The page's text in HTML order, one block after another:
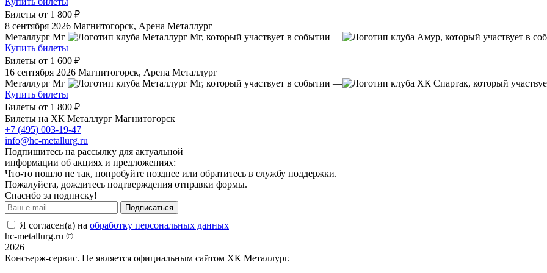
Билеты от 1 800 ₽
8 сентября 2026 Магнитогорск, Арена Металлург
Металлург Мг
—
Купить билеты
Билеты от 1 600 ₽
16 сентября 2026 Магнитогорск, Арена Металлург
Металлург Мг
—
Купить билеты
Билеты от 1 800 ₽
Билеты на ХК Металлург Магнитогорск
+7 (495) 003-19-47
info@hc-metallurg.ru
Подпишитесь на рассылку для актуальной
информации об акциях и предложениях:
Что-то пошло не так, попробуйте позднее или обратитесь в службу поддержки.
Пожалуйста, дождитесь подтверждения отправки формы.
Спасибо за подписку!
Подписаться
Я согласен(а) на обработку персональных данных
hc-metallurg.ru ©
2026
Консьерж-сервис. Не является официальным сайтом ХК Металлург.